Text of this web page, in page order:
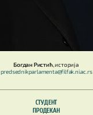
Богдан Ристић, историја
predsednikparlamenta@filfak.ni.ac.rs
СТУДЕНТ
ПРОДЕКАН